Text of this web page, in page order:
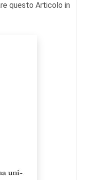
questo Articolo in